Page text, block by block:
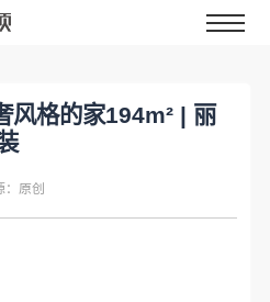
风格的家194m² | 丽
：原创